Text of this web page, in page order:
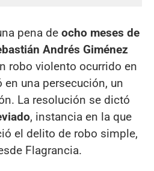
pena de ocho meses de
Andrés Giménez
robo violento ocurrido en
en una persecución, un
La resolución se dictó
, instancia en la que
el delito de robo simple,
Flagrancia.